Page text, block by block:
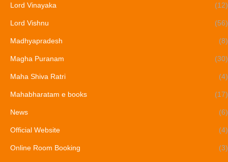
Lord Vinayaka (12)
Lord Vishnu (56)
Madhyapradesh (8)
Magha Puranam (30)
Maha Shiva Ratri (4)
Mahabharatam e books (17)
News (6)
Official Website (4)
Online Room Booking (3)